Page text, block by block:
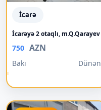
İcarə
İcarəyə 2 otaqlı, m.Q.Qarayev
750 AZN
Bakı Dünən